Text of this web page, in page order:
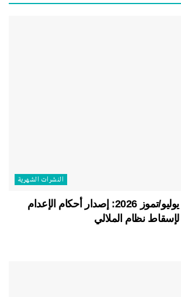
النشرات الشهریة
التقرير الشهري – يوليو/تموز 2026: إصدار أحكام الإعدام
نظام الملالي